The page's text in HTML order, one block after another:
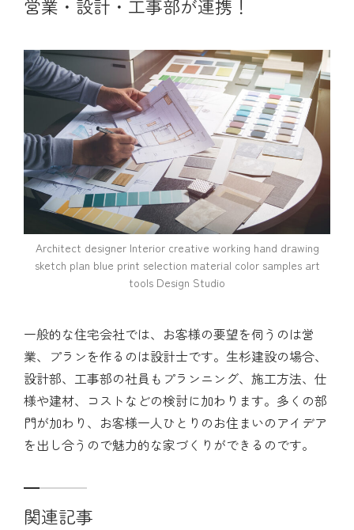
営業・設計・工事部が連携！
Architect designer Interior creative working hand drawing
sketch plan blue print selection material color samples art
tools Design Studio
一般的な住宅会社では、お客様の要望を伺うのは営
業、プランを作るのは設計士です。生杉建設の場合、
設計部、工事部の社員もプランニング、施工方法、仕
様や建材、コストなどの検討に加わります。多くの部
門が加わり、お客様一人ひとりのお住まいのアイデア
を出し合うので魅力的な家づくりができるのです。
関連記事